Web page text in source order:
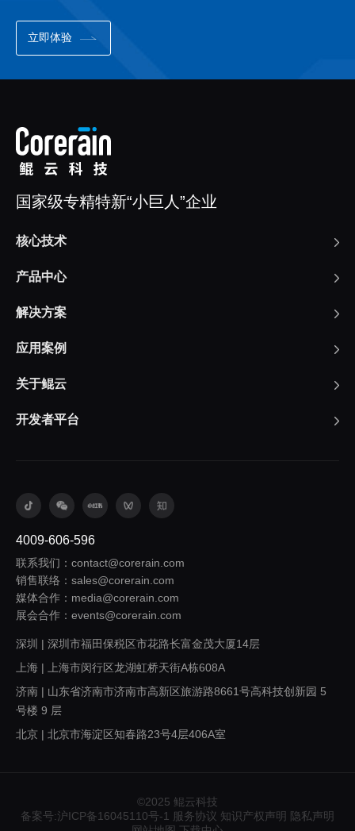
立即体验
国家级专精特新“小巨人”企业
核心技术
产品中心
解决方案
应用案例
关于鲲云
开发者平台
4009-606-596
联系我们：contact@corerain.com
销售联络：sales@corerain.com
媒体合作：media@corerain.com
展会合作：events@corerain.com
深圳 | 深圳市福田保税区市花路长富金茂大厦14层
上海 | 上海市闵行区龙湖虹桥天街A栋608A
济南 | 山东省济南市济南市高新区旅游路8661号高科技创新园 5
号楼 9 层
北京 | 北京市海淀区知春路23号4层406A室
广州 | 广东省广州市番禺区桥兴大道403号中兴大厦317
重庆 | 重庆市九龙坡区渝州路121号A区D207
©2025 鲲云科技
备案号:沪ICP备16045110号-1 服务协议 知识产权声明 隐私声明